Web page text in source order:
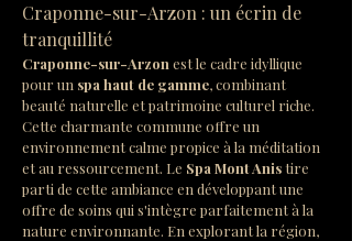
Craponne-sur-Arzon : un écrin de
tranquillité
Craponne-sur-Arzon est le cadre idyllique
pour un spa haut de gamme, combinant
beauté naturelle et patrimoine culturel riche.
Cette charmante commune offre un
environnement calme propice à la méditation
et au ressourcement. Le Spa Mont Anis tire
parti de cette ambiance en développant une
offre de soins qui s'intègre parfaitement à la
nature environnante. En explorant la région,